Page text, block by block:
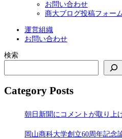
お問い合わせ
商大ブログ投稿フォー
運営組織
お問い合わせ
検索
Category Posts
朝日新聞にコメントが取り上
岡山商科大学創立60周年記念